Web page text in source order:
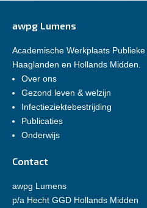
awpg Lumens
Academische Werkplaats
Haaglanden en Hollands Midden.
Over ons
Gezond leven & welzijn
Infectieziektebestrijding
Publicaties
Onderwijs
Contact
awpg Lumens
p/a Hecht GGD Hollands Midden